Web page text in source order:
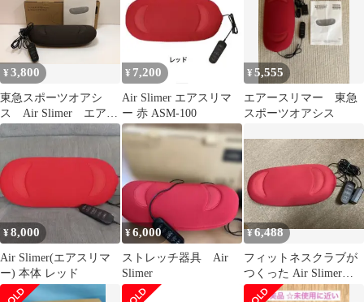
¥3,800
東急スポーツオアシ
ス Air Slimer エアス
リマー ASM-100
¥ 7,200
Air Slimer エアスリマ
ー 赤 ASM-100
¥5,555
エアースリマー 東急
スポーツオアシス
¥8,000
Air Slimer(エアスリマ
ー) 本体 レッド
¥6,000
ストレッチ器具 Air
Slimer
¥6,488
フィットネスクラブが
つくった Air Slimer
ASM-100 東急オアシス